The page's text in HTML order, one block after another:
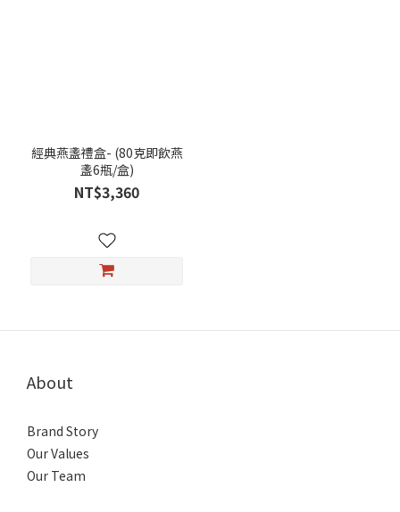
經典燕盞禮盒- (80克即飲燕
盞6瓶/盒)
NT$3,360
About
Brand Story
Our Values
Our Team